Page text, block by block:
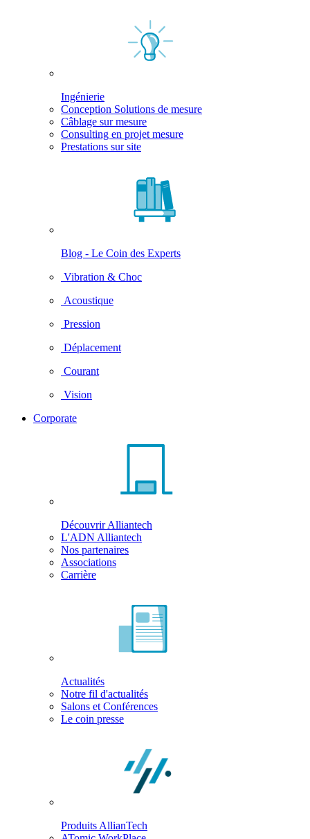
Ingénierie
Conception Solutions de mesure
Câblage sur mesure
Consulting en projet mesure
Prestations sur site
Blog - Le Coin des Experts
Vibration & Choc
Acoustique
Pression
Déplacement
Courant
Vision
Corporate
Découvrir Alliantech
L'ADN Alliantech
Nos partenaires
Associations
Carrière
Actualités
Notre fil d'actualités
Salons et Conférences
Le coin presse
Produits AllianTech